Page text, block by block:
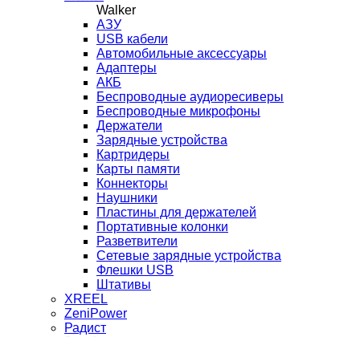
Walker
AЗУ
USB кабели
Автомобильные аксессуары
Адаптеры
АКБ
Беспроводные аудиоресиверы
Беспроводные микрофоны
Держатели
Зарядные устройства
Картридеры
Карты памяти
Коннекторы
Наушники
Пластины для держателей
Портативные колонки
Разветвители
Сетевые зарядные устройства
Флешки USB
Штативы
XREEL
ZeniPower
Радист